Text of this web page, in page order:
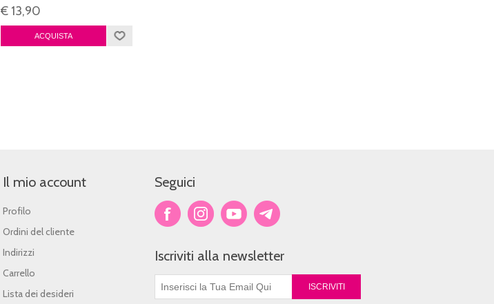
€ 13,90
Il mio account
Profilo
Ordini del cliente
Indirizzi
Carrello
Lista dei desideri
Seguici
Iscriviti alla newsletter